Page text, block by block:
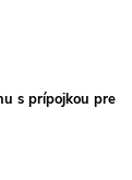
s prípojkou pre